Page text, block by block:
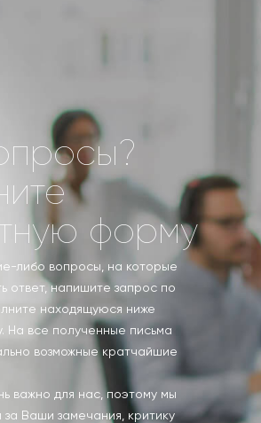
форму
либо вопросы, на которые
ответ, напишите запрос по
находящуюся ниже
На все полученные письма
возможные кратчайшие
важно для нас, поэтому мы
Ваши замечания, критику